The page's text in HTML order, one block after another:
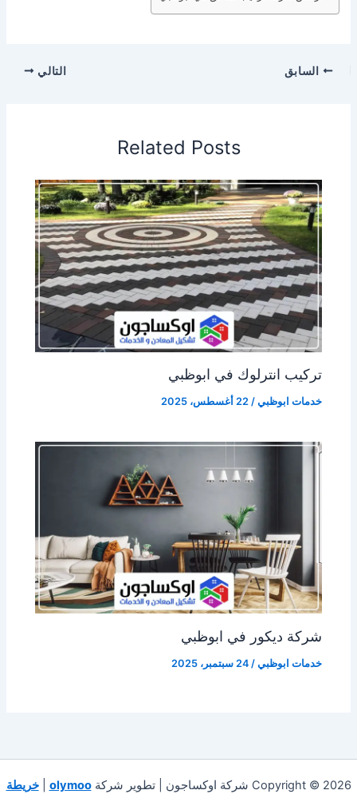
السابق التالي
Related Posts
تركيب انترلوك في ابوظبي
خدمات ابوظبي /22 أغسطس، 2025
شركة ديكور في ابوظبي
خدمات ابوظبي /24 سبتمبر، 2025
Copyright © 2026 شركة اوكساجون | تطوير شركة olymoo
|خريطة